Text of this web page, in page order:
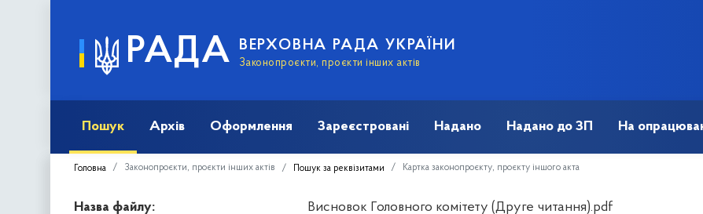
РАДА ВЕРХОВНА РАДА УКРАЇНИ
Законопроєкти, проєкти інших актів
Пошук Архів Оформлення Зареєстровані Надано Надано до ЗП На
Головна Законопроєкти, проєкти інших актів Пошук за реквізитами Картка законопроєкту, проєкту іншого акта
Назва файлу:
Висновок Головного комітету (Друге читання).pdf